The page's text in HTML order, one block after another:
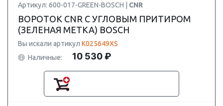
Артикул: 600-017-GREEN-BOSCH | CNR
ВОРОТОК CNR С УГЛОВЫМ ПРИТИРОМ
(ЗЕЛЕНАЯ МЕТКА) BOSCH
Вы искали артикул K025649XS
Наличные:
10 530 ₽